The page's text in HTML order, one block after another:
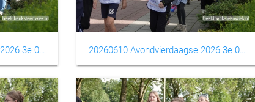
20260610 Avondvierdaagse 2026 3e 0005 20260610 Avondvierdaagse 2026 3e 0006